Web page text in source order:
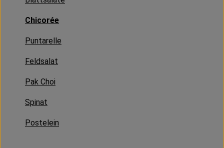
Chicorée
Puntarelle
Feldsalat
Pak Choi
Spinat
Postelein